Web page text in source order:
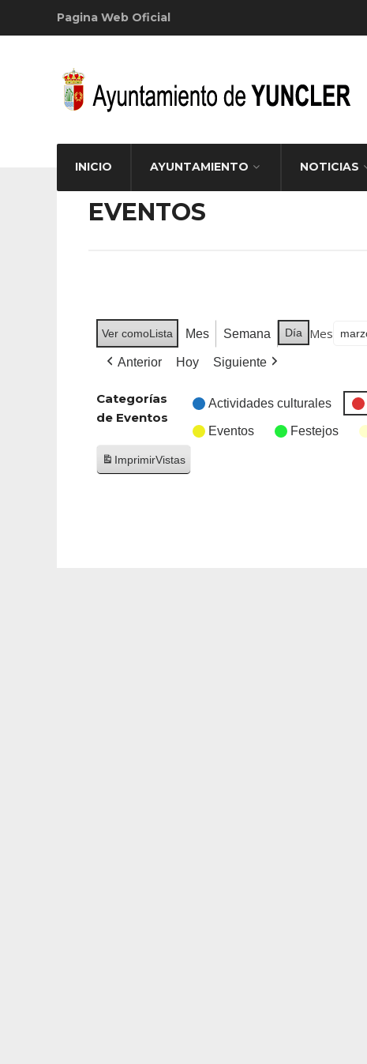
Pagina Web Oficial
INICIO AYUNTAMIENTO NOTICIAS
EVENTOS
Ver comoLista Mes Semana Día Mes
Anterior Hoy Siguiente
Categorías
de Eventos
Actividades culturales
Eventos Festejos
ImprimirVistas